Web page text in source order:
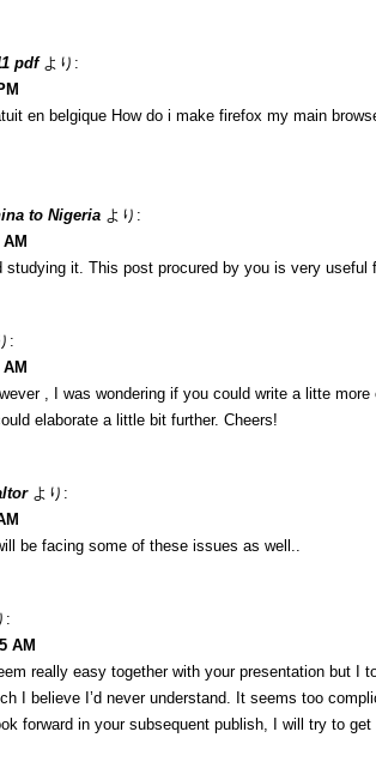
pdf より:
en belgique How do i make firefox my main
to Nigeria より:
AM
studying it. This post procured by you is very useful
:
AM
, I was wondering if you could write a litte
elaborate a little bit further. Cheers!
より:
be facing some of these issues as well..
:
AM
really easy together with your presentation but I
I believe I’d never understand. It seems too
forward in your subsequent publish, I will try to